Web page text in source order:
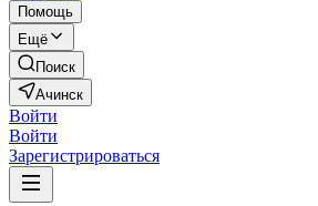
Помощь
Ещё
Поиск
Ачинск
Войти
Войти
Зарегистрироваться